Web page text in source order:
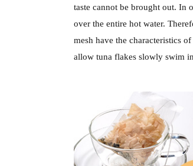
taste cannot be brought out. In
over the entire hot water.
mesh have the characteristics
allow tuna flakes slowly swim